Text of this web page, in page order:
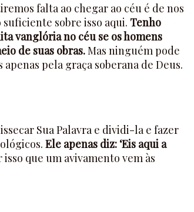
falta ao chegar ao céu é de nos
sobre isso aqui. Tenho
vanglória no céu se os homens
de suas obras.Mas ninguém pode
pela graça soberana de Deus.
Sua Palavra e dividi-la e fazer
Ele apenas diz: ‘Eis aqui a
que um avivamento vem às